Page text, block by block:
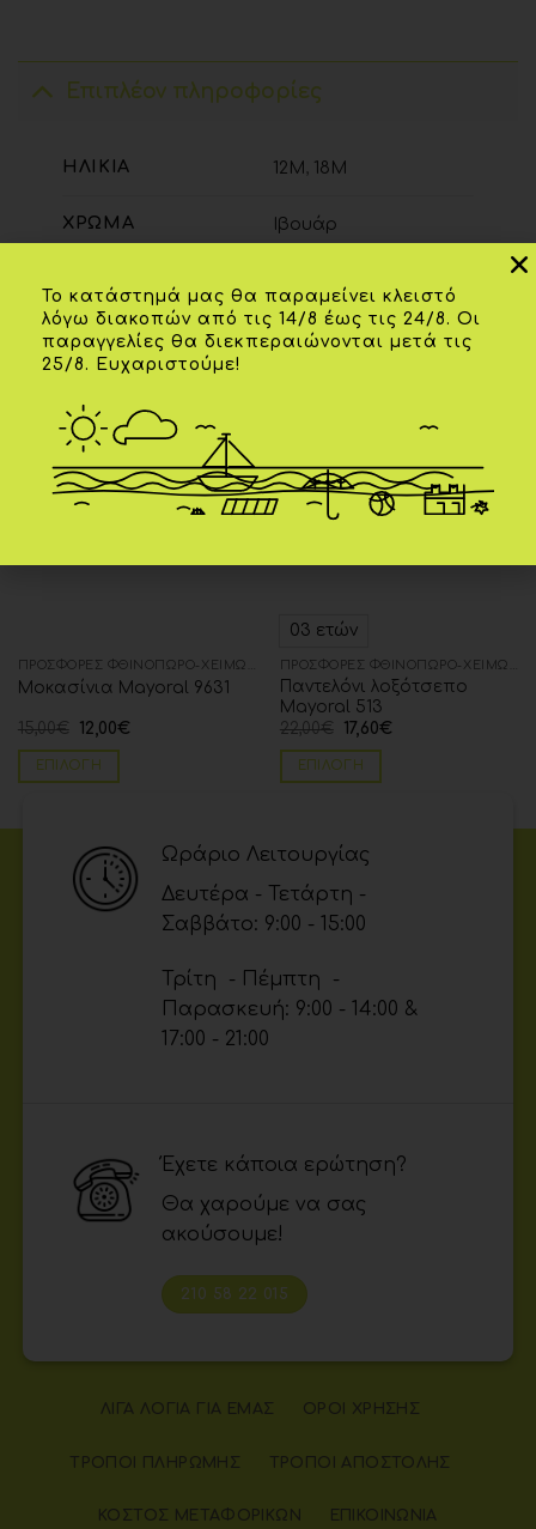
Επιπλέον πληροφορίες
ΗΛΙΚΊΑ 12Μ 18Μ
ΧΡΏΜΑ Ιβουάρ
ΣΧΕΤΙΚΆ ΠΡΟΪΌΝΤΑ
wishlist
Μοκασίνια Mayoral 9631
15,00€ 12,00€
ΕΠΙΛΟΓΉ
03 ετών
Παντελόνι λοξότσεπο
Mayoral 513
22,00€ 17,60€
ΕΠΙΛΟΓΉ
Ωράριο Λειτουργίας
Δευτέρα - Τετάρτη -
Σαββάτο: 9:00 - 15:00
Τρίτη - Πέμπτη -
Παρασκευή: 9:00 - 14:00 &
17:00 - 21:00
Έχετε κάποια ερώτηση?
Θα χαρούμε να σας
ακούσουμε!
210 58 22 015
ΛΊΓΑ ΛΌΓΙΑ ΓΙΑ ΕΜΆΣ ΌΡΟΙ ΧΡΉΣΗΣ
ΤΡΌΠΟΙ ΠΛΗΡΩΜΉΣ ΤΡΌΠΟΙ ΑΠΟΣΤΟΛΉΣ
ΚΌΣΤΟΣ ΜΕΤΑΦΟΡΙΚΏΝ ΕΠΙΚΟΙΝΩΝΊΑ
Το κατάστημά μας θα παραμείνει κλειστό
λόγω διακοπών από τις 14/8 έως τις 24/8. Οι
παραγγελίες θα διεκπεραιώνονται μετά τις
25/8. Ευχαριστούμε!